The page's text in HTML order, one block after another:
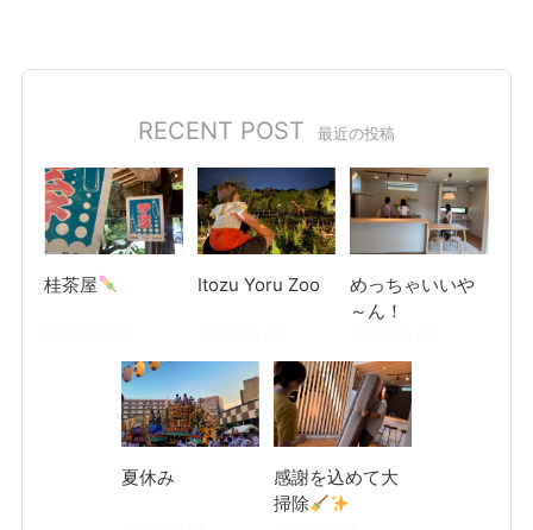
RECENT POST 最近の投稿
桂茶屋 Itozu Yoru Zoo
めっちゃいいや
～ん！
夏休み
感謝を込めて大
掃除